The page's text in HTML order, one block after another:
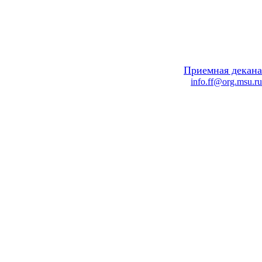
Приемная декана
info.ff@org.msu.ru